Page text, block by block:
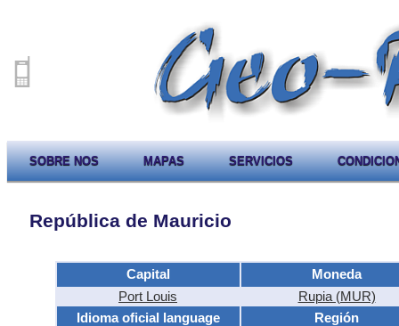
SOBRE NOS MAPAS SERVICIOS
República de Mauricio
Capital
Moneda
Port Louis
Rupia (MUR)
Idioma oficial language
Región